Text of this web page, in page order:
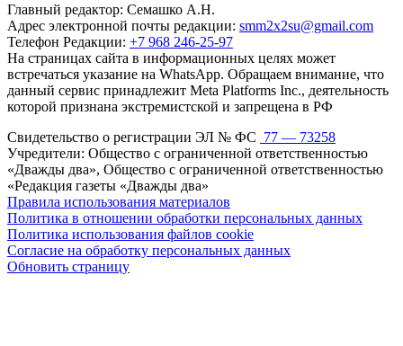
Главный редактор: Семашко А.Н.
Адрес электронной почты редакции: smm2x2su@gmail.com
Телефон Редакции: +7 968 246-25-97
На страницах сайта в информационных целях может
встречаться указание на WhatsApp. Обращаем внимание, что
данный сервис принадлежит Meta Platforms Inc., деятельность
которой признана экстремистской и запрещена в РФ
Свидетельство о регистрации ЭЛ № ФС 77 — 73258
Учредители: Общество с ограниченной ответственностью
«Дважды два», Общество с ограниченной ответственностью
«Редакция газеты «Дважды два»
Правила использования материалов
Политика в отношении обработки персональных данных
Политика использования файлов cookie
Согласие на обработку персональных данных
Обновить страницу